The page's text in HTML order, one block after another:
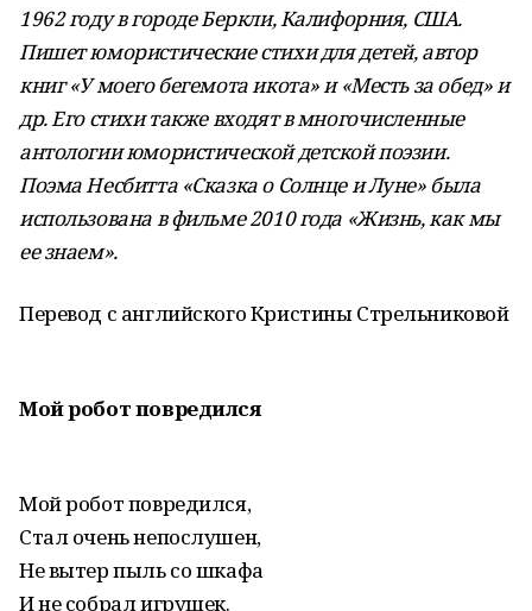
1962 году в городе Беркли, Калифорния, США.
Пишет юмористические стихи для детей, автор
книг «У моего бегемота икота» и «Месть за обед» и
др. Его стихи также входят в многочисленные
антологии юмористической детской поэзии.
Поэма Несбитта «Сказка о Солнце и Луне» была
использована в фильме 2010 года «Жизнь, как мы
ее знаем».
Перевод с английского Кристины Стрельниковой
Мой робот повредился
Мой робот повредился,
Стал очень непослушен,
Не вытер пыль со шкафа
И не собрал игрушек.